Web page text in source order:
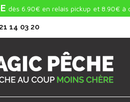
dès 6.90€ en relais pickup et 8.90€ à
14 03 20